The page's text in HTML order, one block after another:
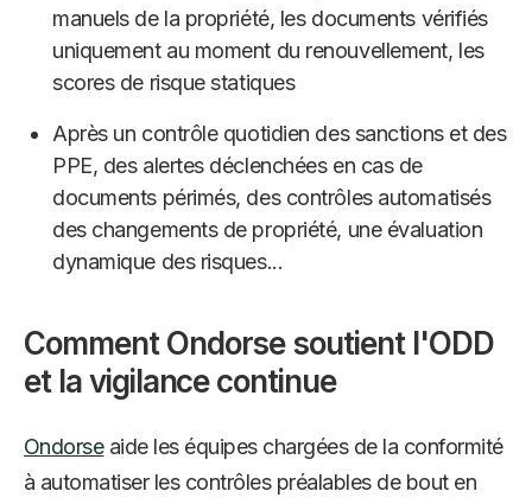
manuels de la propriété, les documents vérifiés
uniquement au moment du renouvellement, les
scores de risque statiques
Après un contrôle quotidien des sanctions et des
PPE, des alertes déclenchées en cas de
documents périmés, des contrôles automatisés
des changements de propriété, une évaluation
dynamique des risques...
Comment Ondorse soutient l'ODD
et la vigilance continue
Ondorseaide les équipes chargées de la conformité
à automatiser les contrôles préalables de bout en